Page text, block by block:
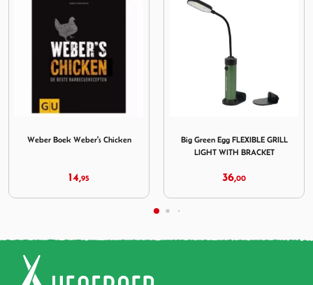
Boek Weber's Chicken
Big Green Egg FLEXIBLE GRILL
LIGHT WITH BRACKET